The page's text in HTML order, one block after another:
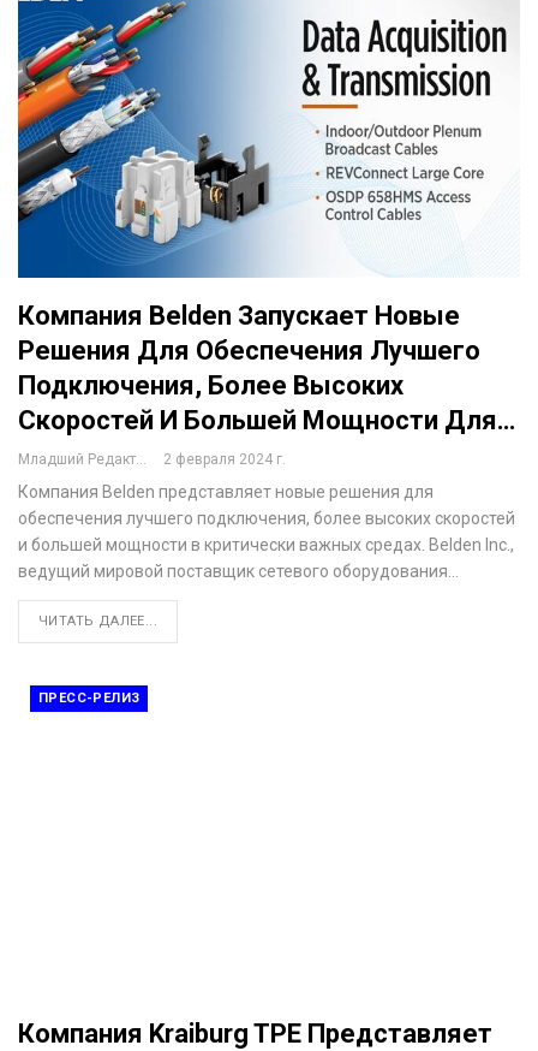
Компания Belden Запускает Новые
Решения Для Обеспечения Лучшего
Подключения, Более Высоких
Скоростей И Большей Мощности Для…
Младший Редактор 2 февраля 2024 г.
Компания Belden представляет новые решения для
обеспечения лучшего подключения, более высоких скоростей
и большей мощности в критически важных средах. Belden Inc.,
ведущий мировой поставщик сетевого оборудования…
ЧИТАТЬ ДАЛЕЕ...
ПРЕСС-РЕЛИЗ
Компания Kraiburg TPE Представляет